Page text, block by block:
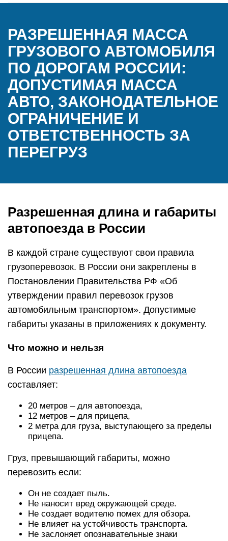
РАЗРЕШЕННАЯ МАССА
ГРУЗОВОГО АВТОМОБИЛЯ
ПО ДОРОГАМ РОССИИ:
ДОПУСТИМАЯ МАССА
АВТО, ЗАКОНОДАТЕЛЬНОЕ
ОГРАНИЧЕНИЕ И
ОТВЕТСТВЕННОСТЬ ЗА
ПЕРЕГРУЗ
Разрешенная длина и габариты
автопоезда в России
В каждой стране существуют свои правила
грузоперевозок. В России они закреплены в
Постановлении Правительства РФ «Об
утверждении правил перевозок грузов
автомобильным транспортом». Допустимые
габариты указаны в приложениях к документу.
Что можно и нельзя
В России разрешенная длина автопоезда
составляет:
20 метров – для автопоезда,
12 метров – для прицепа,
2 метра для груза, выступающего за пределы
прицепа.
Груз, превышающий габариты, можно
перевозить если:
Он не создает пыль.
Не наносит вред окружающей среде.
Не создает водителю помех для обзора.
Не влияет на устойчивость транспорта.
Не заслоняет опознавательные знаки